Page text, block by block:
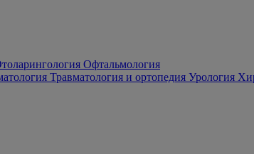
Офтальмология
Травматология и ортопедия Урология